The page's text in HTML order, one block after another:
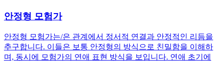
안정형 모험가
안정형 모험가는/은 관계에서 정서적 연결과 안정적인 리듬을
추구합니다. 이들은 보통 안정형의 방식으로 친밀함을 이해하
며, 동시에 모험가의 연애 표현 방식을 보입니다. 연애 초기에